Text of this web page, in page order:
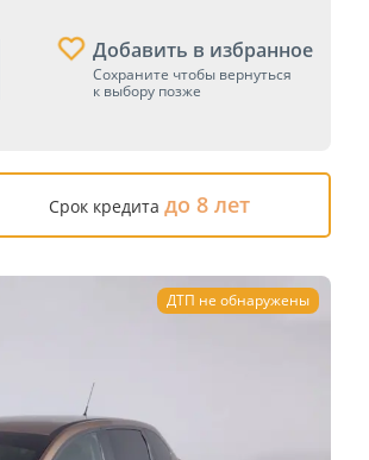
Добавить в избранное
Сохраните чтобы вернуться
к выбору позже
Срок кредита до 8 лет
ДТП не обнаружены